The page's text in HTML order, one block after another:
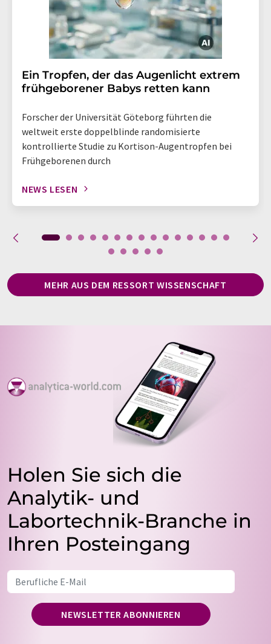
Ein Tropfen, der das Augenlicht extrem
frühgeborener Babys retten kann
Forscher der Universität Göteborg führten die
weltweit erste doppelblinde randomisierte
kontrollierte Studie zu Kortison-Augentropfen bei
Frühgeborenen durch
NEWS LESEN
MEHR AUS DEM RESSORT WISSENSCHAFT
Holen Sie sich die
Analytik- und
Labortechnik-Branche in
Ihren Posteingang
NEWSLETTER ABONNIEREN